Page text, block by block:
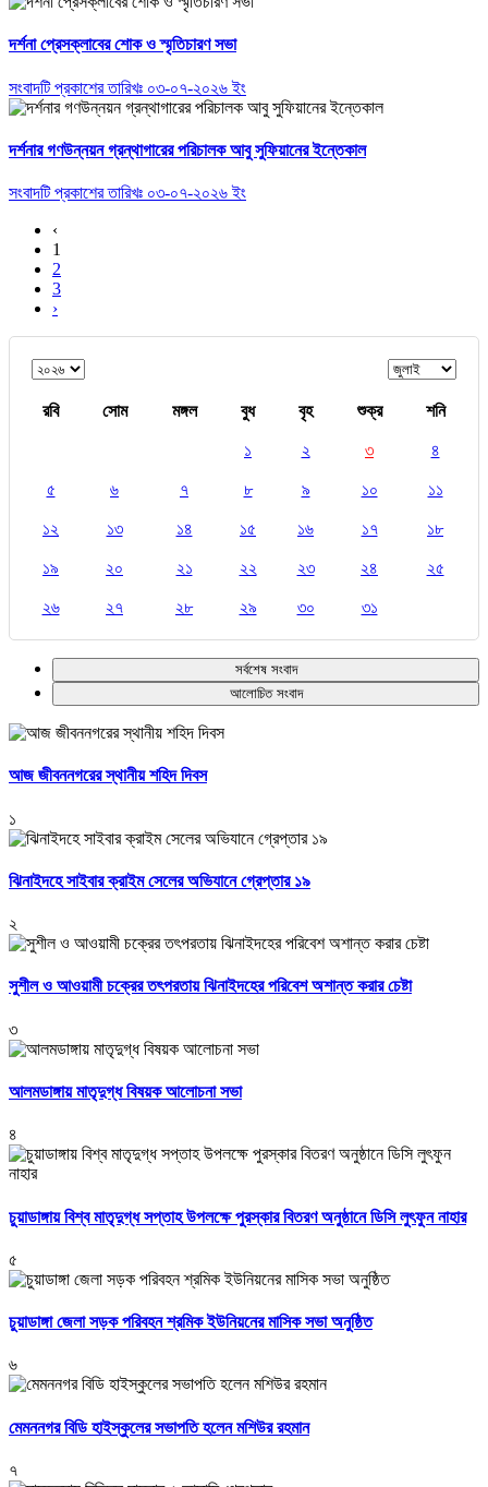
দর্শনা প্রেসক্লাবের শোক ও স্মৃতিচারণ সভা
সংবাদটি প্রকাশের তারিখঃ ০৩-০৭-২০২৬ ইং
দর্শনার গণউন্নয়ন গ্রন্থাগারের পরিচালক আবু সুফিয়ানের ইন্তেকাল
সংবাদটি প্রকাশের তারিখঃ ০৩-০৭-২০২৬ ইং
‹
1
2
3
›
রবি সোম মঙ্গল বুধ বৃহ শুক্র শনি
১ ২ ৩ ৪
৫ ৬ ৭ ৮ ৯ ১০ ১১
১২ ১৩ ১৪ ১৫ ১৬ ১৭ ১৮
১৯ ২০ ২১ ২২ ২৩ ২৪ ২৫
২৬ ২৭ ২৮ ২৯ ৩০ ৩১
সর্বশেষ সংবাদ
আলোচিত সংবাদ
আজ জীবননগরের স্থানীয় শহিদ দিবস
১
ঝিনাইদহে সাইবার ক্রাইম সেলের অভিযানে গ্রেপ্তার ১৯
২
সুশীল ও আওয়ামী চক্রের তৎপরতায় ঝিনাইদহের পরিবেশ অশান্ত করার চেষ্টা
৩
আলমডাঙ্গায় মাতৃদুগ্ধ বিষয়ক আলোচনা সভা
৪
চুয়াডাঙ্গায় বিশ্ব মাতৃদুগ্ধ সপ্তাহ উপলক্ষে পুরস্কার বিতরণ অনুষ্ঠানে ডিসি লুৎফুন নাহার
৫
চুয়াডাঙ্গা জেলা সড়ক পরিবহন শ্রমিক ইউনিয়নের মাসিক সভা অনুষ্ঠিত
৬
মেমননগর বিডি হাইস্কুলের সভাপতি হলেন মশিউর রহমান
৭